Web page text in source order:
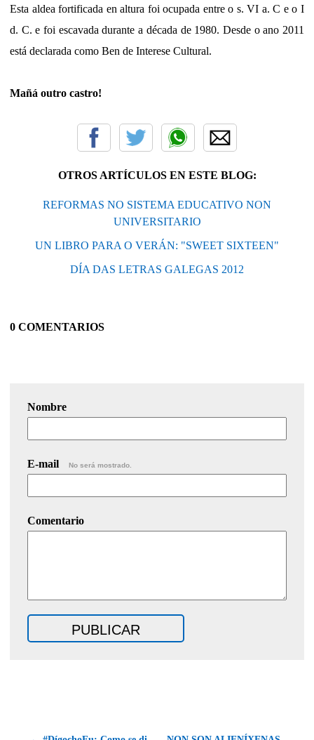
Esta aldea fortificada en altura foi ocupada entre o s. VI a. C e o I
d. C. e foi escavada durante a década de 1980. Desde o ano 2011
está declarada como Ben de Interese Cultural.
Mañá outro castro!
OTROS ARTÍCULOS EN ESTE BLOG:
REFORMAS NO SISTEMA EDUCATIVO NON
UNIVERSITARIO
UN LIBRO PARA O VERÁN: "SWEET SIXTEEN"
DÍA DAS LETRAS GALEGAS 2012
0 COMENTARIOS
Nombre
E-mail No será mostrado.
Comentario